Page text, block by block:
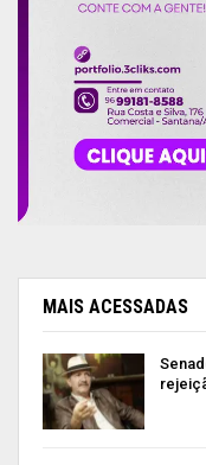
MAIS ACESSADAS